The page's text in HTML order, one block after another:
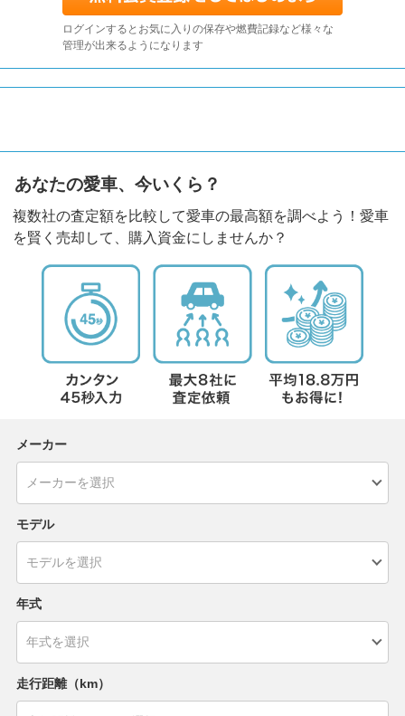
ログインするとお気に入りの保存や燃費記録など様々な
管理が出来るようになります
あなたの愛車、今いくら？
複数社の査定額を比較して愛車の最高額を調べよう！愛車
を賢く売却して、購入資金にしませんか？
メーカー
モデル
年式
走行距離（km）